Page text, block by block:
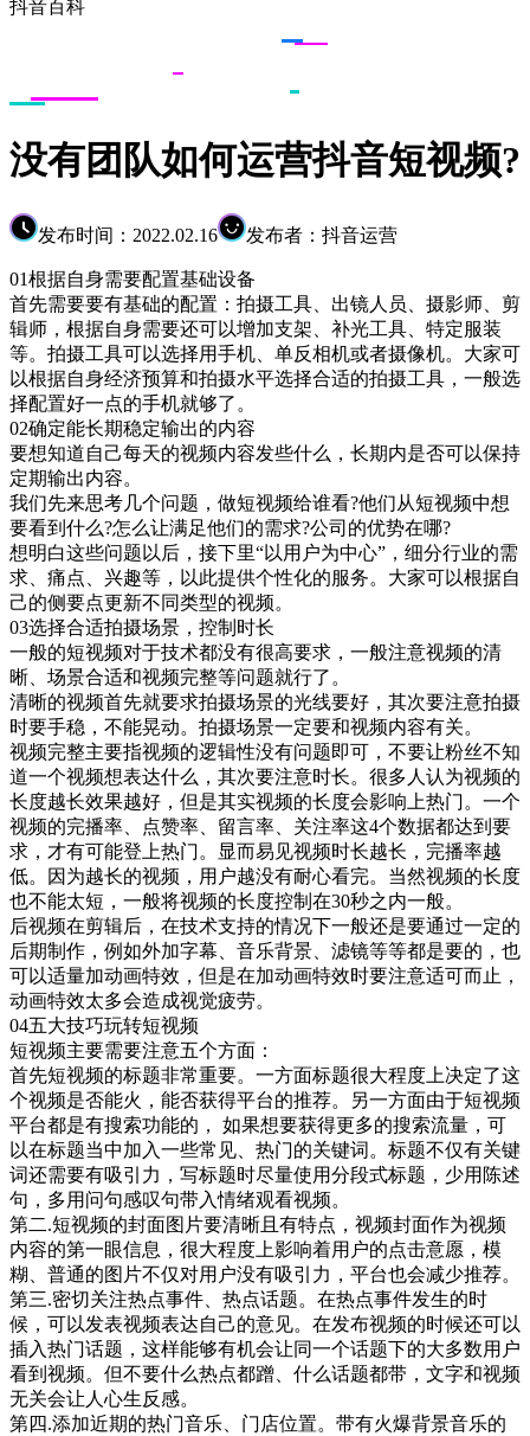
抖音百科
没有团队如何运营抖音短视频?
发布时间：2022.02.16 发布者：抖音运营
01根据自身需要配置基础设备
首先需要要有基础的配置：拍摄工具、出镜人员、摄影师、剪
辑师，根据自身需要还可以增加支架、补光工具、特定服装
等。拍摄工具可以选择用手机、单反相机或者摄像机。大家可
以根据自身经济预算和拍摄水平选择合适的拍摄工具，一般选
择配置好一点的手机就够了。
02确定能长期稳定输出的内容
要想知道自己每天的视频内容发些什么，长期内是否可以保持
定期输出内容。
我们先来思考几个问题，做短视频给谁看?他们从短视频中想
要看到什么?怎么让满足他们的需求?公司的优势在哪?
想明白这些问题以后，接下里“以用户为中心”，细分行业的需
求、痛点、兴趣等，以此提供个性化的服务。大家可以根据自
己的侧要点更新不同类型的视频。
03选择合适拍摄场景，控制时长
一般的短视频对于技术都没有很高要求，一般注意视频的清
晰、场景合适和视频完整等问题就行了。
清晰的视频首先就要求拍摄场景的光线要好，其次要注意拍摄
时要手稳，不能晃动。拍摄场景一定要和视频内容有关。
视频完整主要指视频的逻辑性没有问题即可，不要让粉丝不知
道一个视频想表达什么，其次要注意时长。很多人认为视频的
长度越长效果越好，但是其实视频的长度会影响上热门。一个
视频的完播率、点赞率、留言率、关注率这4个数据都达到要
求，才有可能登上热门。显而易见视频时长越长，完播率越
低。因为越长的视频，用户越没有耐心看完。当然视频的长度
也不能太短，一般将视频的长度控制在30秒之内一般。
后视频在剪辑后，在技术支持的情况下一般还是要通过一定的
后期制作，例如外加字幕、音乐背景、滤镜等等都是要的，也
可以适量加动画特效，但是在加动画特效时要注意适可而止，
动画特效太多会造成视觉疲劳。
04五大技巧玩转短视频
短视频主要需要注意五个方面：
首先短视频的标题非常重要。一方面标题很大程度上决定了这
个视频是否能火，能否获得平台的推荐。另一方面由于短视频
平台都是有搜索功能的， 如果想要获得更多的搜索流量，可
以在标题当中加入一些常见、热门的关键词。标题不仅有关键
词还需要有吸引力，写标题时尽量使用分段式标题，少用陈述
句，多用问句感叹句带入情绪观看视频。
第二.短视频的封面图片要清晰且有特点，视频封面作为视频
内容的第一眼信息，很大程度上影响着用户的点击意愿，模
糊、普通的图片不仅对用户没有吸引力，平台也会减少推荐。
第三.密切关注热点事件、热点话题。在热点事件发生的时
候，可以发表视频表达自己的意见。在发布视频的时候还可以
插入热门话题，这样能够有机会让同一个话题下的大多数用户
看到视频。但不要什么热点都蹭、什么话题都带，文字和视频
无关会让人心生反感。
第四.添加近期的热门音乐、门店位置。带有火爆背景音乐的